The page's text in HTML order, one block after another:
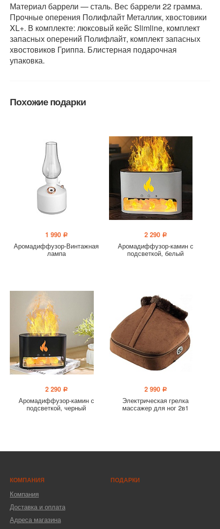
Материал баррели — сталь. Вес баррели 22 грамма.
Прочные оперения Полифлайт Металлик, хвостовики
XL+. В комплекте: люксовый кейс Slimline, комплект
запасных оперений Полифлайт, комплект запасных
хвостовиков Гриппа. Блистерная подарочная
упаковка.
Похожие подарки
1 990 a
Аромадиффузор-Винтажная
лампа
2 290 a
Аромадиффузор-камин с
подсветкой, белый
2 290 a
Аромадиффузор-камин с
подсветкой, черный
2 990 a
Электрическая грелка
массажер для ног 2в1
КОМПАНИЯ
Компания
Доставка и оплата
Адреса магазина
ПОДАРКИ